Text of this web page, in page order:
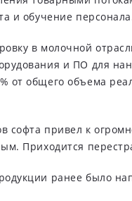
и обучение
в молочной
и ПО для
от общего объема
софта привел к
Приходится
ранее было